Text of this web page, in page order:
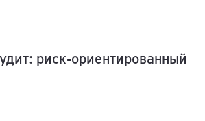
риск-ориентированный